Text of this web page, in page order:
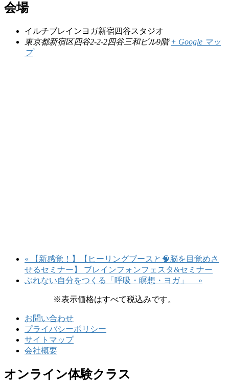
会場
イルチブレインヨガ新宿四谷スタジオ
東京都新宿区四谷2-2-2四谷三和ビル9階 + Google マッ
プ
« 【新感覚！】【ヒーリングブースと🧠脳を目覚めさ
せるセミナー】 ブレインフォンフェスタ&セミナー
ぶれない自分をつくる「呼吸・瞑想・ヨガ」 »
※表示価格はすべて税込みです。
お問い合わせ
プライバシーポリシー
サイトマップ
会社概要
オンライン体験クラス